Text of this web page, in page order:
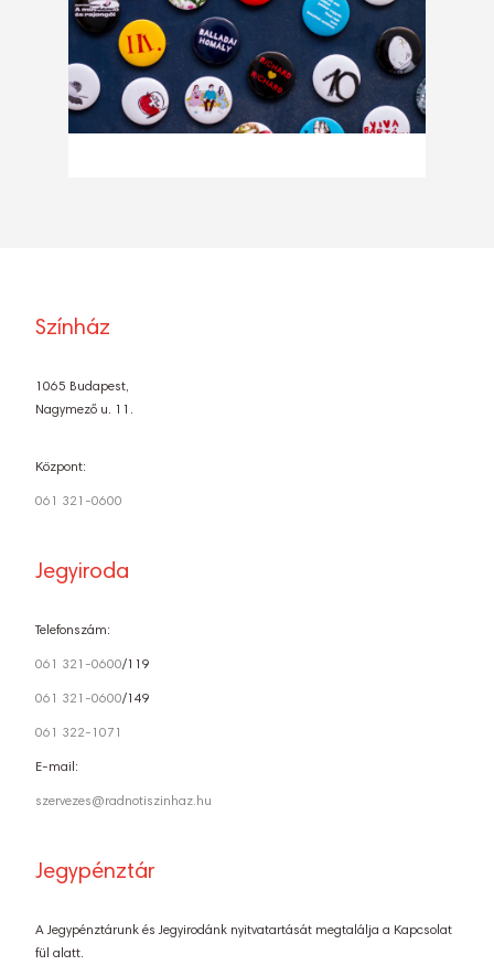
Színház
1065 Budapest,
Nagymező u. 11.
Központ:
061 321-0600
Jegyiroda
Telefonszám:
061 321-0600/119
061 321-0600/149
061 322-1071
E-mail:
szervezes@radnotiszinhaz.hu
Jegypénztár
A Jegypénztárunk és Jegyirodánk nyitvatartását megtalálja a Kapcsolat
fül alatt.